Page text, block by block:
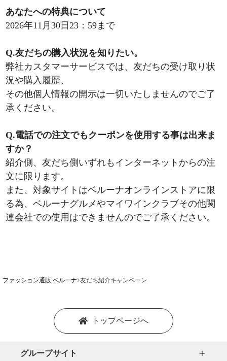
ファッション通販 ベルーナ 友だち紹介キャンペーン
あなたへの特典について
2026年11月30日23：59まで
Q.友だちの購入状況を知りたい。
弊社カスタマーサービスでは、友だちの受け取り状
況や購入履歴、
その他個人情報の開示は一切いたしませんのでご了
承ください。
Q.電話での注文でもクーポンを使用する事は出来ま
すか？
紹介側、友だち側いずれもインターネットからの注
文に限ります。
また、対象サイトはベルーナオンラインストアに限
る為、ベルーナグルメやマイワインクラブその他関
連会社での使用はできませんのでご了承ください。
トップページへ
グループサイト